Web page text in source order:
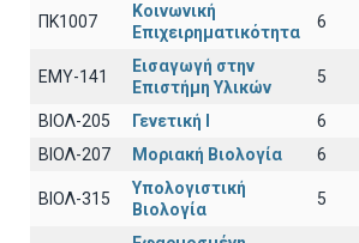
ΠΚ1007
Κοινωνική
Επιχειρηματικότητα
6
EΜY-141
Εισαγωγή στην
Επιστήμη Υλικών
5
ΒΙΟΛ-205 Γενετική Ι 6
ΒΙΟΛ-207
Μοριακή Βιολογία 6
ΒΙΟΛ-315
Υπολογιστική
Βιολογία
5